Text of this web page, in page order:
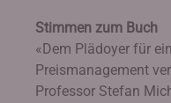
Stimmen zum Buch
«Dem Plädoyer für
Preismanagement
Professor Stefan